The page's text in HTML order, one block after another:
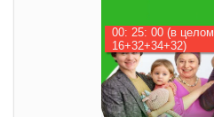
00: 25: 00 (в целом
16+32+34+32)